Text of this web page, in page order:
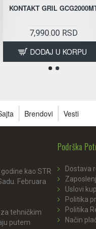
KONTAKT GRIL
7,990.00 RSD
DODAJ U KORPU
Brendovi Vesti
kao STR
Februara
tehničkim
putem
Podrška
Dostava
Uslovi
Politika
Politika
Način